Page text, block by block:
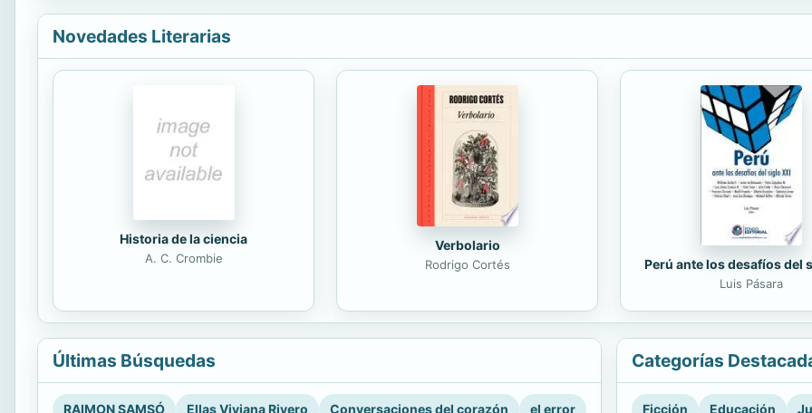
Novedades Literarias
Historia de la ciencia
A. C. Crombie
Verbolario
Rodrigo Cortés Perú ante los desafíos del
Luis Pásara
Últimas Búsquedas
RAIMON SAMSÓ Ellas Viviana Rivero Conversaciones del corazón el error
Categorías
Ficción Educación